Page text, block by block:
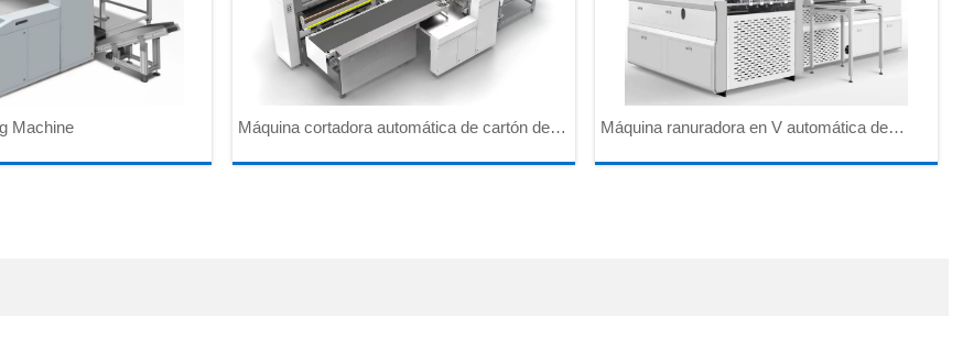
Slitting Machine
Máquina cortadora automática de cartón de
Máquina ranuradora en V automática de